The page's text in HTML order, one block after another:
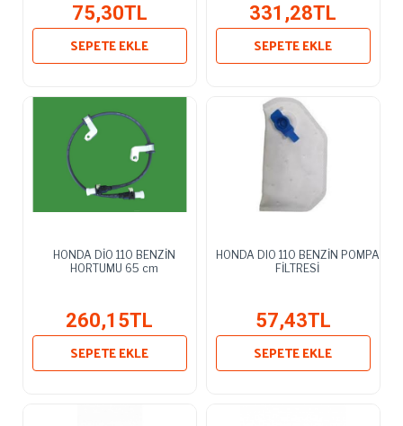
75,30TL
SEPETE EKLE
331,28TL
SEPETE EKLE
HONDA DİO 110 BENZİN
HORTUMU 65 cm
260,15TL
SEPETE EKLE
HONDA DIO 110 BENZİN POMPA
FİLTRESİ
57,43TL
SEPETE EKLE